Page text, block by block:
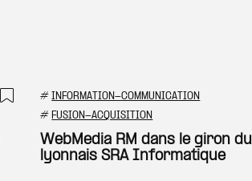
Ajouter à ma sélection
#INFORMATION-COMMUNICATION
#FUSION-ACQUISITION
WebMedia RM dans le giron du
lyonnais SRA Informatique